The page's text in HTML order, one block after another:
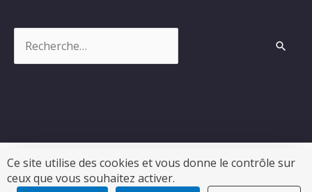
Ce site utilise des cookies et vous donne le contrôle sur
ceux que vous souhaitez activer.
Copyright © 2026Sablonceaux| Propulsé par Soluris